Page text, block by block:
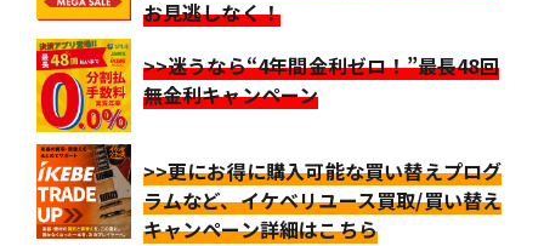
お見逃しなく！
>>迷うなら“4年間金利ゼロ！”最長48回
無金利キャンペーン
>>更にお得に購入可能な買い替えプログ
ラムなど、イケベリユース買取/買い替え
キャンペーン詳細はこちら